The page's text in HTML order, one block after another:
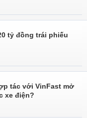
tỷ đồng trái phiếu
tác với VinFast mở
xe điện?